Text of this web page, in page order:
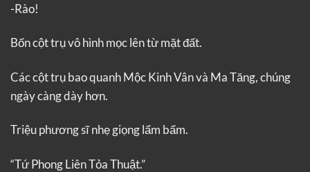
-Rào!
Bốn cột trụ vô hình mọc lên từ mặt đất.
Các cột trụ bao quanh Mộc Kinh Vân và Ma Tăng, chúng
ngày càng dày hơn.
Triệu phương sĩ nhẹ giọng lẩm bẩm.
“Tứ Phong Liên Tỏa Thuật.”